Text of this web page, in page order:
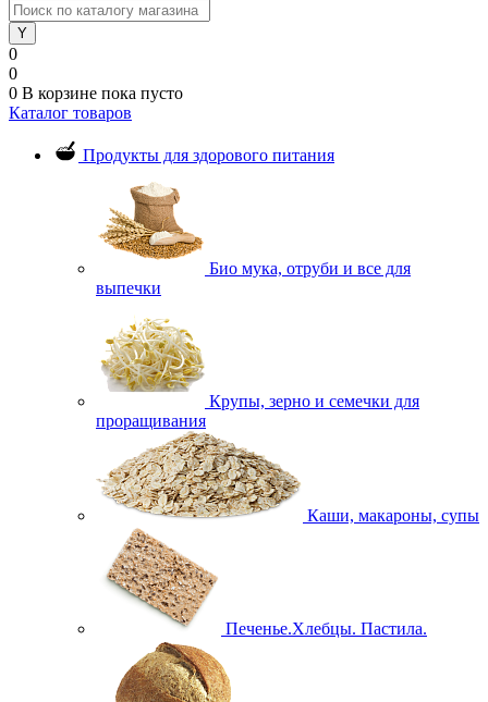
0
0
0 В корзине пока пусто
Каталог товаров
Продукты для здорового питания
Био мука, отруби и все для
выпечки
Крупы, зерно и семечки для
проращивания
Каши, макароны, супы
Печенье.Хлебцы. Пастила.